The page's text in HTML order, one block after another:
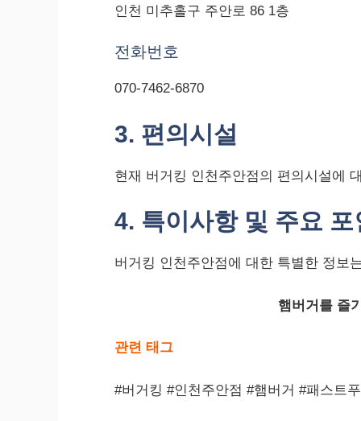
인천 미추홀구 주안로 86 1층
전화번호
070-7462-6870
3. 편의시설
현재 버거킹 인천주안점의 편의시설에
4. 특이사항 및 주요 포
버거킹 인천주안점에 대한 특별한 정보
햄버거를 즐
관련 태그
#버거킹 #인천주안점 #햄버거 #패스트